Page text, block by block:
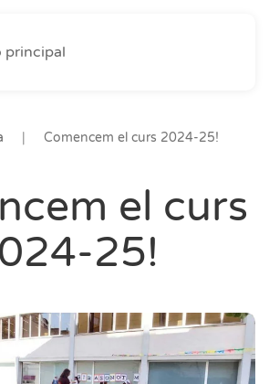
principal
Comencem el curs 2024-25!
el curs
25!